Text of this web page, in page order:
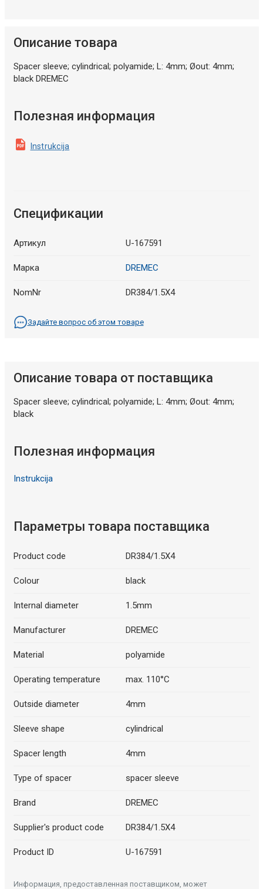
Описание товара
Spacer sleeve; cylindrical; polyamide; L: 4mm; Øout: 4mm;
black DREMEC
Полезная информация
Instrukcija
Спецификации
Артикул U-167591
Марка DREMEC
NomNr DR384/1.5X4
Задайте вопрос об этом товаре
Описание товара от поставщика
Spacer sleeve; cylindrical; polyamide; L: 4mm; Øout: 4mm;
black
Полезная информация
Instrukcija
Параметры товара поставщика
Product code DR384/1.5X4
Colour black
Internal diameter 1.5mm
Manufacturer DREMEC
Material polyamide
Operating temperature max. 110°C
Outside diameter 4mm
Sleeve shape cylindrical
Spacer length 4mm
Type of spacer spacer sleeve
Brand DREMEC
Supplier's product code DR384/1.5X4
Product ID U-167591
Информация, предоставленная поставщиком, может